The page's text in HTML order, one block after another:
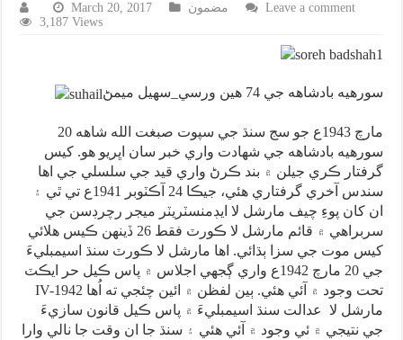
March 20, 2017 مضمون
Leave a comment
3,187 Views
سورهيه بادشاهه جي 74 هين ورسي_سهيل ميمڻ
20 مارچ 1943ع جو سج سنڌ جي سپوت صبغت الله شاهه
سورهيه بادشاهه جي شهادت واري خبر سان اڀريو هو. کيس
گرفتار ڪري جيلن ۾ بند ڪرڻ واري قيد جي سلسلي جي اها
سندس آخري گرفتاري هئي، جيڪا 24 آڪٽوبر 1941ع تي ٿي ۽
ان کان پوءِ چيف مارشل لا ايڊمنسٽريٽر ميجر رچرڊسن جي
سربراهي ۾ قائم مارشل لا ڪورٽ فقط 26 ڏينهن ڪيس هلائي
کيس موت جي سزا ٻڌائي. اها مارشل لا ڪورٽ سنڌ اسيمبليءَ
جي 20 مارچ 1942ع واري ڳجهي اجلاس ۾ پاس ڪيل حر ايڪٽ
IV-1942 تحت وجود ۾ آئي هئي. ٻين لفظن ۾ ائين چئجي ته اُها
مارشل لا عدالت سنڌ اسيمبليءَ ۾ پاس ڪيل قانون سازيءَ
جي نتيجي ۾ ئي وجود ۾ آئي هئي ۽ سنڌ جا ان وقت جا نالي وارا